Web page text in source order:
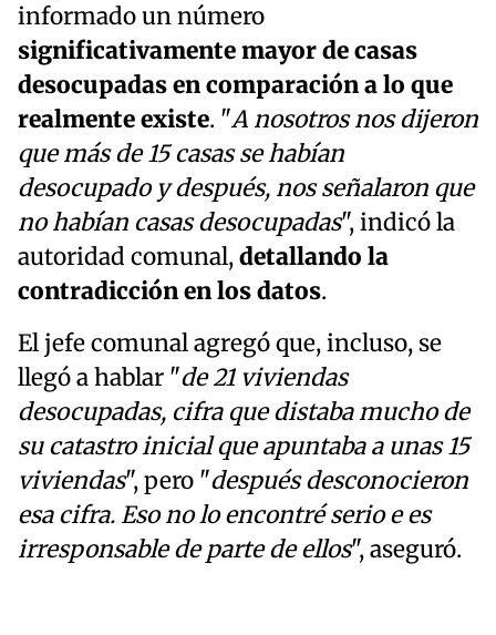
informado un número
significativamente mayor de casas
desocupadas en comparación a lo que
realmente existe. "A nosotros nos dijeron
que más de 15 casas se habían
desocupado y después, nos señalaron que
no habían casas desocupadas", indicó la
autoridad comunal,detallando la
contradicción en los datos.
El jefe comunal agregó que, incluso, se
llegó a hablar "de 21 viviendas
desocupadas, cifra que distaba mucho de
su catastro inicial que apuntaba a unas 15
viviendas", pero "después desconocieron
esa cifra. Eso no lo encontré serio e es
irresponsable de parte de ellos", aseguró.